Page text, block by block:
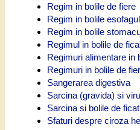
Regim in bolile de fiere
Regim in bolile
Regim in bolile
Regimul in bolile de
Regimuri alimentare in
Regimuri in bolile de
Sangerarea digestiva
Sarcina (gravida) si
Sarcina si bolile de
Sfaturi despre ciroza